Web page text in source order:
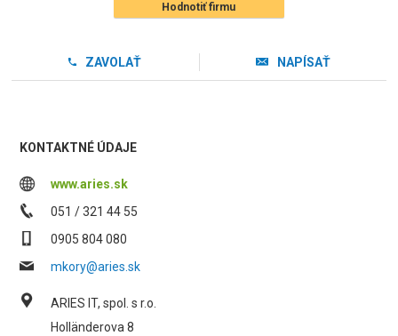
Hodnotiť firmu
ZAVOLAŤ NAPÍSAŤ
KONTAKTNÉ ÚDAJE
www.aries.sk
051 / 321 44 55
0905 804 080
mkory@aries.sk
ARIES IT, spol. s r.o.
Holländerova 8